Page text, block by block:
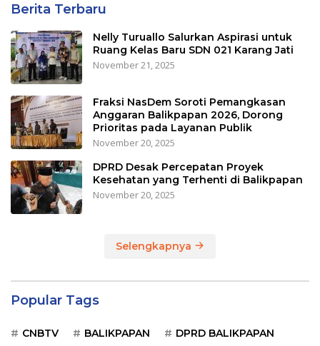
Berita Terbaru
Nelly Turuallo Salurkan Aspirasi untuk
Ruang Kelas Baru SDN 021 Karang Jati
November 21, 2025
Fraksi NasDem Soroti Pemangkasan
Anggaran Balikpapan 2026, Dorong
Prioritas pada Layanan Publik
November 20, 2025
DPRD Desak Percepatan Proyek
Kesehatan yang Terhenti di Balikpapan
November 20, 2025
Selengkapnya
Popular Tags
CNBTV BALIKPAPAN DPRD BALIKPAPAN